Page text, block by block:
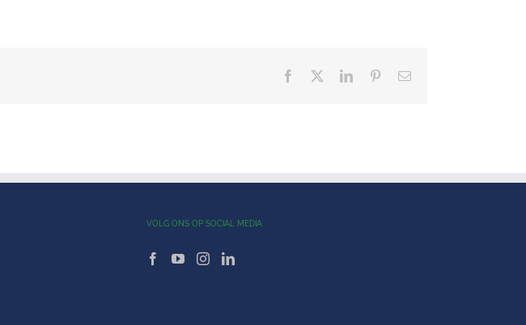
Facebook LinkedInPinterest
E-
VOLG ONS OP SOCIAL MEDIA